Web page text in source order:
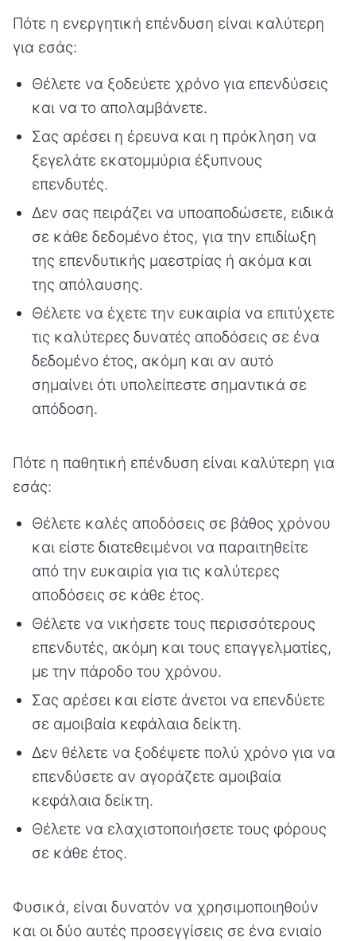
Πότε η ενεργητική επένδυση είναι καλύτερη
για εσάς:
Θέλετε να ξοδεύετε χρόνο για επενδύσεις
και να το απολαμβάνετε.
Σας αρέσει η έρευνα και η πρόκληση να
ξεγελάτε εκατομμύρια έξυπνους
επενδυτές.
Δεν σας πειράζει να υποαποδώσετε, ειδικά
σε κάθε δεδομένο έτος, για την επιδίωξη
της επενδυτικής μαεστρίας ή ακόμα και
της απόλαυσης.
Θέλετε να έχετε την ευκαιρία να επιτύχετε
τις καλύτερες δυνατές αποδόσεις σε ένα
δεδομένο έτος, ακόμη και αν αυτό
σημαίνει ότι υπολείπεστε σημαντικά σε
απόδοση.
Πότε η παθητική επένδυση είναι καλύτερη για
εσάς:
Θέλετε καλές αποδόσεις σε βάθος χρόνου
και είστε διατεθειμένοι να παραιτηθείτε
από την ευκαιρία για τις καλύτερες
αποδόσεις σε κάθε έτος.
Θέλετε να νικήσετε τους περισσότερους
επενδυτές, ακόμη και τους επαγγελματίες,
με την πάροδο του χρόνου.
Σας αρέσει και είστε άνετοι να επενδύετε
σε αμοιβαία κεφάλαια δείκτη.
Δεν θέλετε να ξοδέψετε πολύ χρόνο για να
επενδύσετε αν αγοράζετε αμοιβαία
κεφάλαια δείκτη.
Θέλετε να ελαχιστοποιήσετε τους φόρους
σε κάθε έτος.
Φυσικά, είναι δυνατόν να χρησιμοποιηθούν
και οι δύο αυτές προσεγγίσεις σε ένα ενιαίο